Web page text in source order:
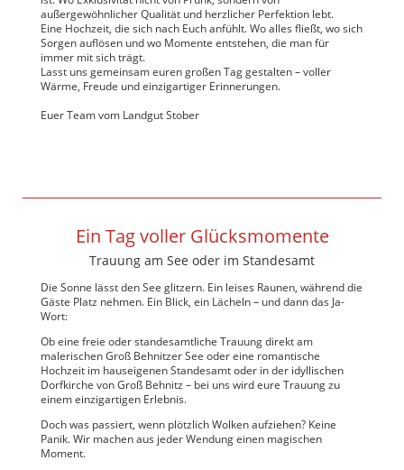
außergewöhnlicher Qualität und herzlicher Perfektion lebt.
Eine Hochzeit, die sich nach Euch anfühlt. Wo alles fließt, wo sich
Sorgen auflösen und wo Momente entstehen, die man für
immer mit sich trägt.
Lasst uns gemeinsam euren großen Tag gestalten – voller
Wärme, Freude und einzigartiger Erinnerungen.
Euer Team vom Landgut Stober
Ein Tag voller Glücksmomente
Trauung am See oder im Standesamt
Die Sonne lässt den See glitzern. Ein leises Raunen, während die
Gäste Platz nehmen. Ein Blick, ein Lächeln – und dann das Ja-
Wort:
Ob eine freie oder standesamtliche Trauung direkt am
malerischen Groß Behnitzer See oder eine romantische
Hochzeit im hauseigenen Standesamt oder in der idyllischen
Dorfkirche von Groß Behnitz – bei uns wird eure Trauung zu
einem einzigartigen Erlebnis.
Doch was passiert, wenn plötzlich Wolken aufziehen? Keine
Panik. Wir machen aus jeder Wendung einen magischen
Moment.